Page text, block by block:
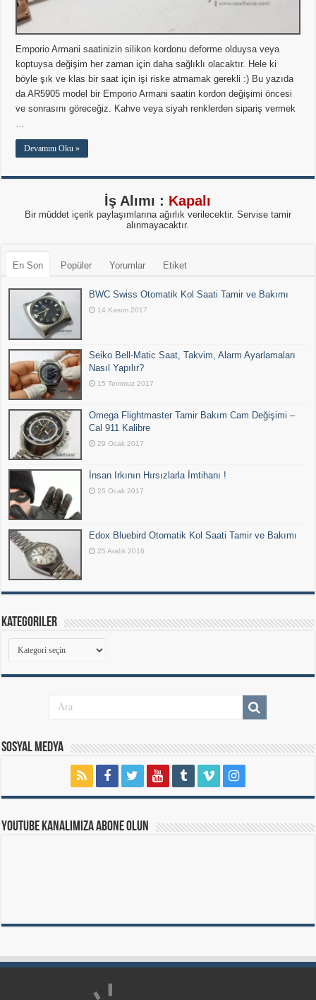
Emporio Armani saatinizin silikon kordonu deforme olduysa veya
koptuysa değişim her zaman için daha sağlıklı olacaktır. Hele ki
böyle şık ve klas bir saat için işi riske atmamak gerekli :) Bu yazıda
da AR5905 model bir Emporio Armani saatin kordon değişimi öncesi
ve sonrasını göreceğiz. Kahve veya siyah renklerden sipariş vermek
…
Devamını Oku »
İş Alımı : Kapalı
Bir müddet içerik paylaşımlarına ağırlık verilecektir. Servise tamir
alınmayacaktır.
En Son Popüler Yorumlar Etiket
BWC Swiss Otomatik Kol Saati Tamir ve Bakımı
14 Kasım 2017
Seiko Bell-Matic Saat, Takvim, Alarm Ayarlamaları
Nasıl Yapılır?
15 Temmuz 2017
Omega Flightmaster Tamir Bakım Cam Değişimi –
Cal 911 Kalibre
29 Ocak 2017
İnsan Irkının Hırsızlarla İmtihanı !
25 Ocak 2017
Edox Bluebird Otomatik Kol Saati Tamir ve Bakımı
25 Aralık 2016
Kategoriler
Kategoriler
Sosyal Medya
Youtube Kanalımıza Abone Olun